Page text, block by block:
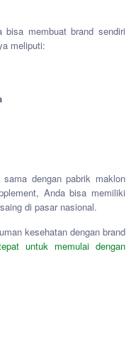
membuat brand sendiri
meliputi:
dengan pabrik maklon
Anda bisa memiliki
di pasar nasional.
kesehatan dengan brand
untuk memulai dengan